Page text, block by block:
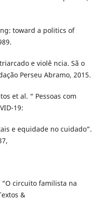
toward a politics of
e violê ncia. Sã o
Perseu Abramo, 2015.
et al. “ Pessoas com
19:
e equidade no cuidado”.
“O circuito familista na
&